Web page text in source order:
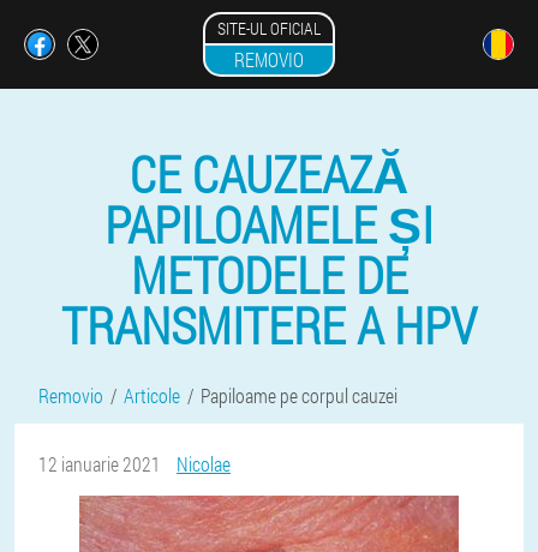
SITE-UL OFICIAL
REMOVIO
CE CAUZEAZĂ
PAPILOAMELE ȘI
METODELE DE
TRANSMITERE A HPV
Removio Articole Papiloame pe corpul cauzei
12 ianuarie 2021 Nicolae